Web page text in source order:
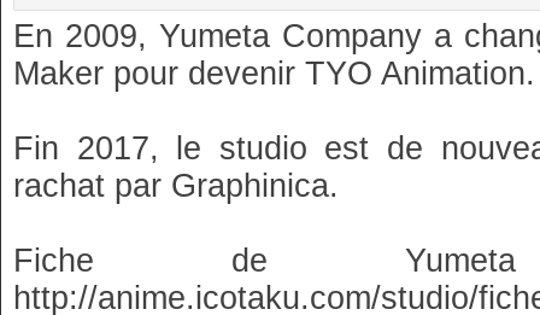
En 2009, Yumeta Company a
Maker pour devenir TYO Animation.
Fin 2017, le studio est de
rachat par Graphinica.
Fiche de
http://anime.icotaku.com/studio/